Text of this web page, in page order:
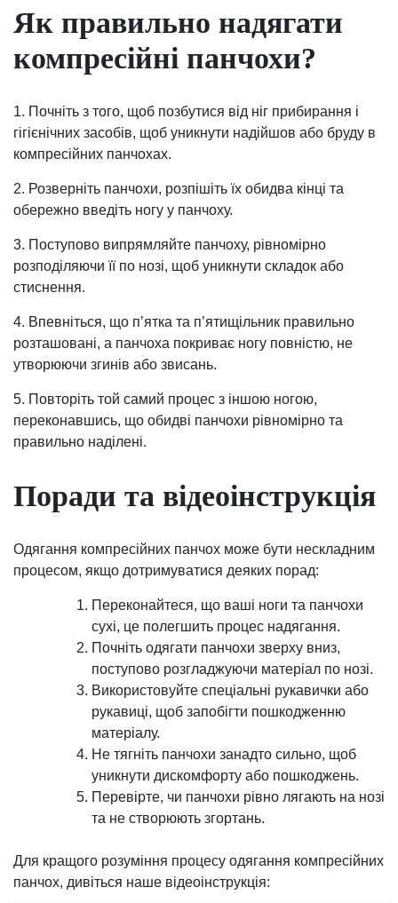
Як правильно надягати
компресійні панчохи?
1. Почніть з того, щоб позбутися від ніг прибирання і
гігієнічних засобів, щоб уникнути надійшов або бруду в
компресійних панчохах.
2. Розверніть панчохи, розпішіть їх обидва кінці та
обережно введіть ногу у панчоху.
3. Поступово випрямляйте панчоху, рівномірно
розподіляючи її по нозі, щоб уникнути складок або
стиснення.
4. Впевніться, що п’ятка та п’ятищільник правильно
розташовані, а панчоха покриває ногу повністю, не
утворюючи згинів або звисань.
5. Повторіть той самий процес з іншою ногою,
переконавшись, що обидві панчохи рівномірно та
правильно наділені.
Поради та відеоінструкція
Одягання компресійних панчох може бути нескладним
процесом, якщо дотримуватися деяких порад:
Переконайтеся, що ваші ноги та панчохи
сухі, це полегшить процес надягання.
Почніть одягати панчохи зверху вниз,
поступово розгладжуючи матеріал по нозі.
Використовуйте спеціальні рукавички або
рукавиці, щоб запобігти пошкодженню
матеріалу.
Не тягніть панчохи занадто сильно, щоб
уникнути дискомфорту або пошкоджень.
Перевірте, чи панчохи рівно лягають на нозі
та не створюють згортань.
Для кращого розуміння процесу одягання компресійних
панчох, дивіться наше відеоінструкція: